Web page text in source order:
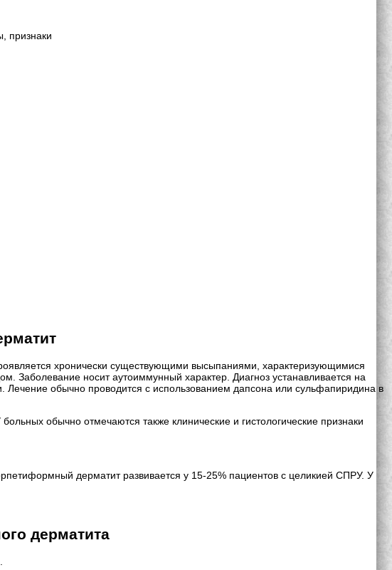
признаки
хронически существующими высыпаниями, характеризующимися
носит аутоиммунный характер. Диагноз устанавливается на
обычно проводится с использованием дапсона или сульфапиридина в
обычно отмечаются также клинические и гистологические признаки
дерматит развивается у 15-25% пациентов с целикией СПРУ. У
дерматита